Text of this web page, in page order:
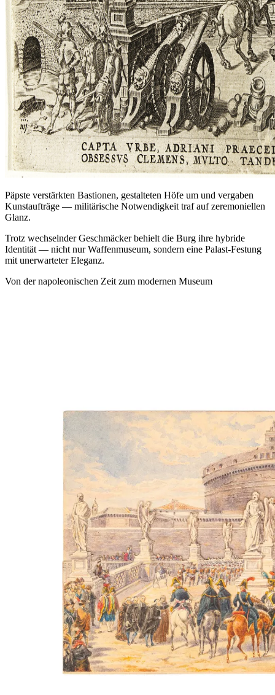
Päpste verstärkten Bastionen, gestalteten Höfe um und vergaben
Kunstaufträge — militärische Notwendigkeit traf auf zeremoniellen
Glanz.
Trotz wechselnder Geschmäcker behielt die Burg ihre hybride
Identität — nicht nur Waffenmuseum, sondern eine Palast‑Festung
mit unerwarteter Eleganz.
Von der napoleonischen Zeit zum modernen Museum